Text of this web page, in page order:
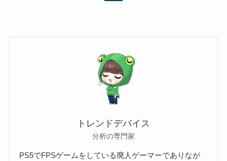
トレンドデバイス
分析の専門家
PS5でFPSゲームをしている廃人ゲーマーでありなが